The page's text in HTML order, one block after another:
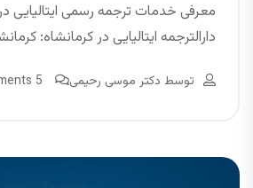
معرفی خدمات ترجمه رسمی ایتالیایی
دارالترجمه ایتالیایی در کرمانشاه:
توسط دکتر موسی رحیمی 5 Comments